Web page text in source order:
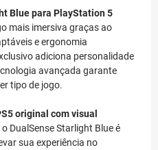
Blue para PlayStation 5
mais imersiva graças ao
e ergonomia
adiciona personalidade
avançada garante
tipo de jogo.
original com visual
o DualSense Starlight Blue é
sua experiência no